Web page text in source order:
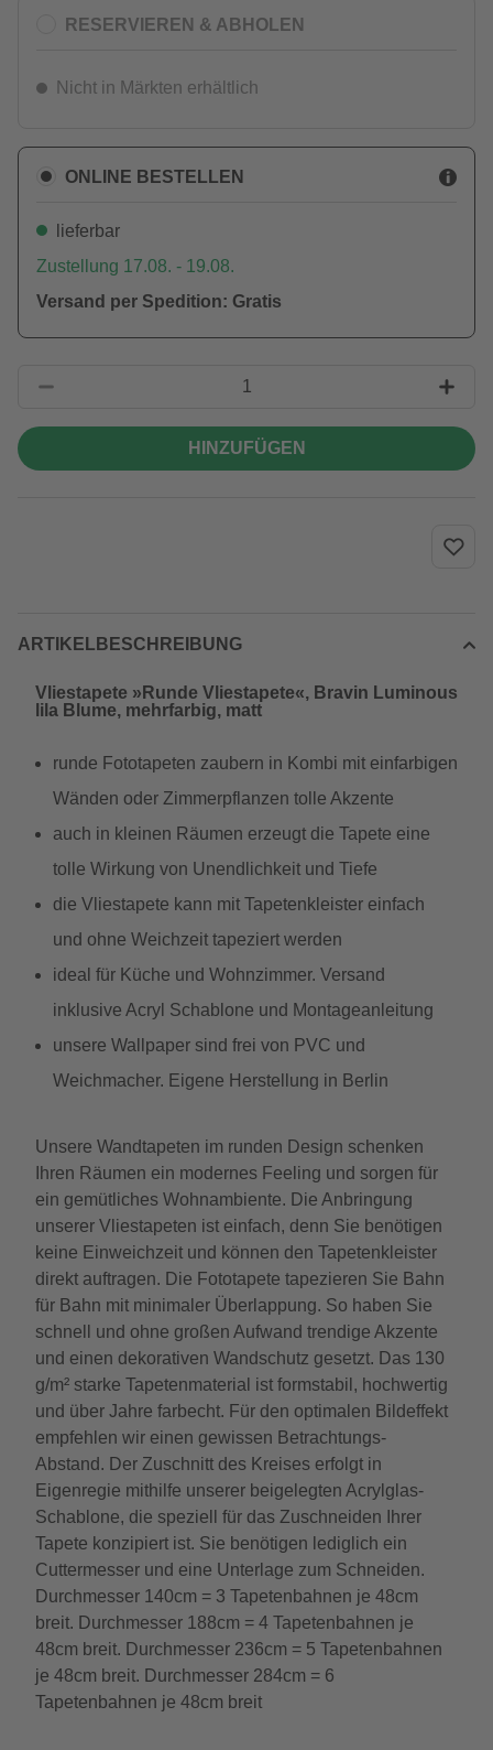
RESERVIEREN & ABHOLEN
Nicht in Märkten erhältlich
ONLINE BESTELLEN
lieferbar
Zustellung 17.08. - 19.08.
Versand per Spedition: Gratis
HINZUFÜGEN
ARTIKELBESCHREIBUNG
Vliestapete »Runde Vliestapete«, Bravin Luminous
lila Blume, mehrfarbig, matt
runde Fototapeten zaubern in Kombi mit einfarbigen
Wänden oder Zimmerpflanzen tolle Akzente
auch in kleinen Räumen erzeugt die Tapete eine
tolle Wirkung von Unendlichkeit und Tiefe
die Vliestapete kann mit Tapetenkleister einfach
und ohne Weichzeit tapeziert werden
ideal für Küche und Wohnzimmer. Versand
inklusive Acryl Schablone und Montageanleitung
unsere Wallpaper sind frei von PVC und
Weichmacher. Eigene Herstellung in Berlin
Unsere Wandtapeten im runden Design schenken
Ihren Räumen ein modernes Feeling und sorgen für
ein gemütliches Wohnambiente. Die Anbringung
unserer Vliestapeten ist einfach, denn Sie benötigen
keine Einweichzeit und können den Tapetenkleister
direkt auftragen. Die Fototapete tapezieren Sie Bahn
für Bahn mit minimaler Überlappung. So haben Sie
schnell und ohne großen Aufwand trendige Akzente
und einen dekorativen Wandschutz gesetzt. Das 130
g/m² starke Tapetenmaterial ist formstabil, hochwertig
und über Jahre farbecht. Für den optimalen Bildeffekt
empfehlen wir einen gewissen Betrachtungs-
Abstand. Der Zuschnitt des Kreises erfolgt in
Eigenregie mithilfe unserer beigelegten Acrylglas-
Schablone, die speziell für das Zuschneiden Ihrer
Tapete konzipiert ist. Sie benötigen lediglich ein
Cuttermesser und eine Unterlage zum Schneiden.
Durchmesser 140cm = 3 Tapetenbahnen je 48cm
breit. Durchmesser 188cm = 4 Tapetenbahnen je
48cm breit. Durchmesser 236cm = 5 Tapetenbahnen
je 48cm breit. Durchmesser 284cm = 6
Tapetenbahnen je 48cm breit